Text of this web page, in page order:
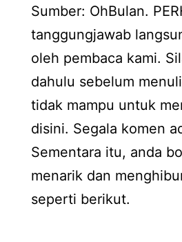
Sumber: OhBulan.
tanggungjawab
oleh pembaca kami.
dahulu sebelum
tidak mampu untuk
disini. Segala komen
Sementara itu, anda
menarik dan
seperti berikut.